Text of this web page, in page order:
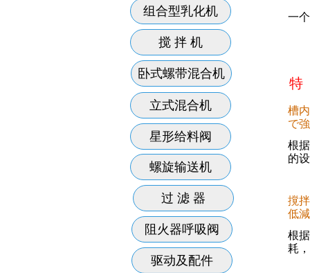
一
撹
低
根
耗
根
的
槽
で
特
组合型乳化机
立式混合机
螺旋输送机
搅 拌 机
卧式螺带混合机
星形给料阀
过 滤 器
阻火器呼吸阀
驱动及配件